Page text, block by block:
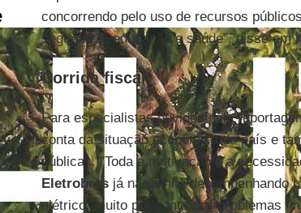
concorrendo pelo uso de recursos
segurança, educação e saúde”, disse em
Corrida fiscal
Para especialistas ouvidos pela
conta da situação econômica do país e
públicas. "Toda a motivação é a
Eletrobrasjá não vinha desempenhando
elétrico, muito por conta dos problemas